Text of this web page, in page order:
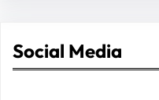
Social Media